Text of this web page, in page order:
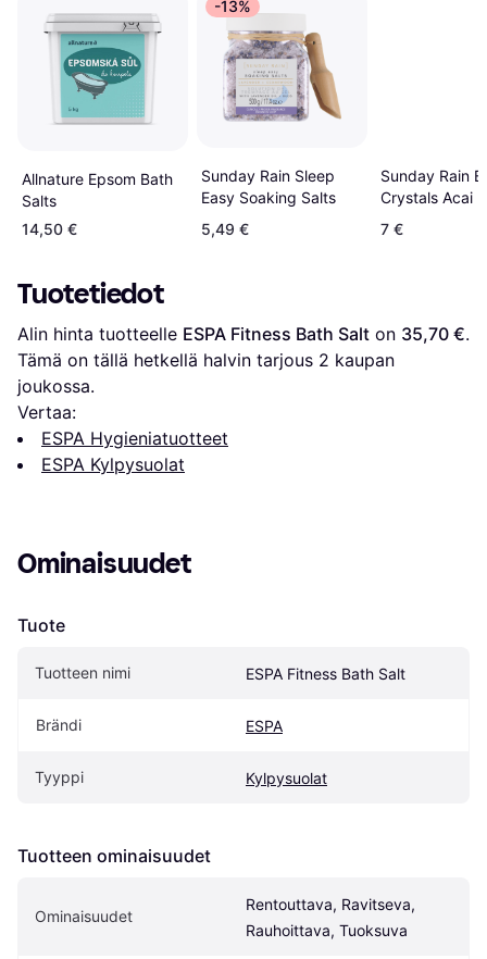
Allnature Epsom Bath
Salts
14,50 €
-13%
Sunday Rain Sleep
Easy Soaking Salts
5,49 €
Sunday Rain
Crystals Acai
7 €
Tuotetiedot
Alin hinta tuotteelle ESPA Fitness Bath Salt on 35,70 €.
Tämä on tällä hetkellä halvin tarjous 2 kaupan
joukossa.
Vertaa:
ESPA Hygieniatuotteet
ESPA Kylpysuolat
Ominaisuudet
Tuote
Tuotteen nimi ESPA Fitness Bath Salt
Brändi ESPA
Tyyppi Kylpysuolat
Tuotteen ominaisuudet
Ominaisuudet
Rentouttava, Ravitseva,
Rauhoittava, Tuoksuva